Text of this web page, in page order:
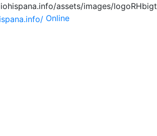
assets/images/
Online